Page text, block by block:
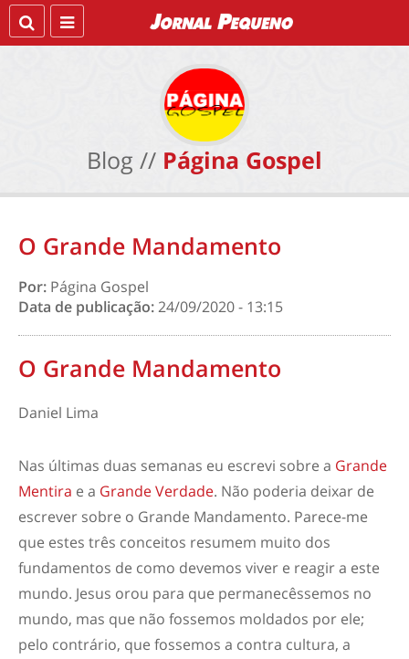
Blog // Página Gospel
O Grande Mandamento
Por: Página Gospel
Data de publicação:24/09/2020 - 13:15
O Grande Mandamento
Daniel Lima
Nas últimas duas semanas eu escrevi sobre a Grande
Mentira e a Grande Verdade. Não poderia deixar de
escrever sobre o Grande Mandamento. Parece-me
que estes três conceitos resumem muito dos
fundamentos de como devemos viver e reagir a este
mundo. Jesus orou para que permanecêssemos no
mundo, mas que não fossemos moldados por ele;
pelo contrário, que fossemos a contra cultura, a